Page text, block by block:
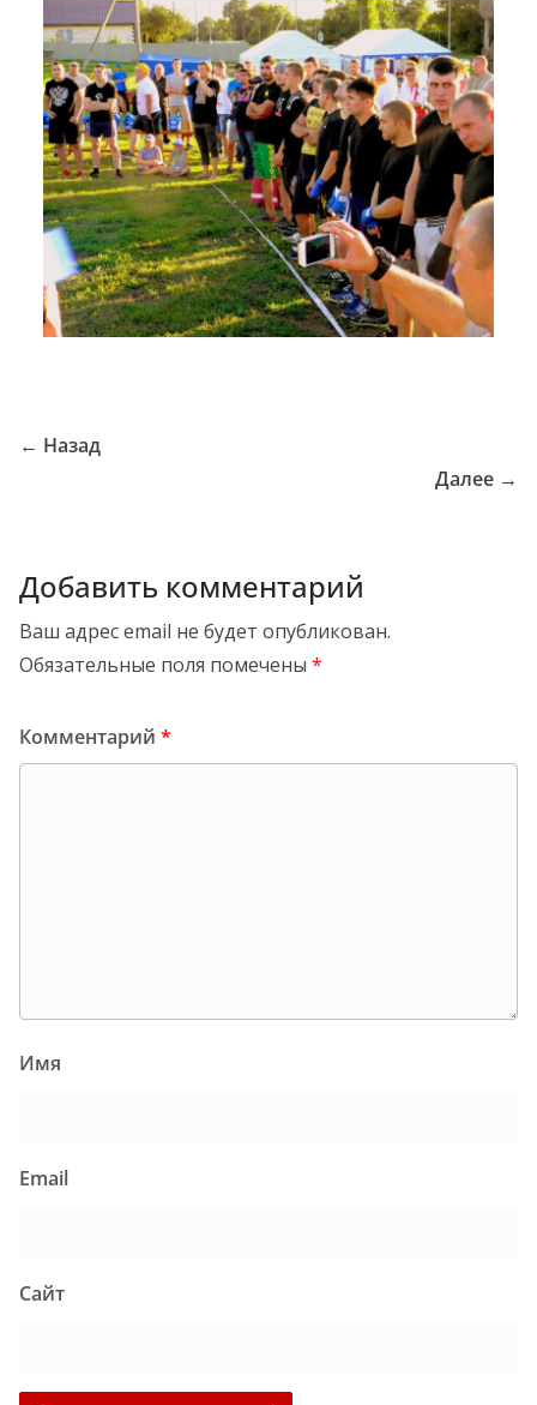
← Назад
Далее →
Добавить комментарий
Ваш адрес email не будет опубликован.
Обязательные поля помечены *
Комментарий *
Имя
Email
Сайт